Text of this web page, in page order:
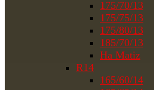
175/70/13
175/75/13
175/80/13
185/70/13
На Matiz
R14
165/60/14